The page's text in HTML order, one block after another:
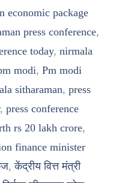
economic package
press conference,
today, nirmala
modi, Pm modi
sitharaman, press
, press conference
rs 20 lakh crore,
finance minister
,केंद्रीय वित्त मंत्री